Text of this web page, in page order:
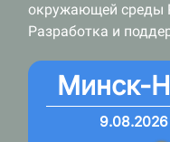
окружающей среды
Разработка и
Минск-
9.08.2026